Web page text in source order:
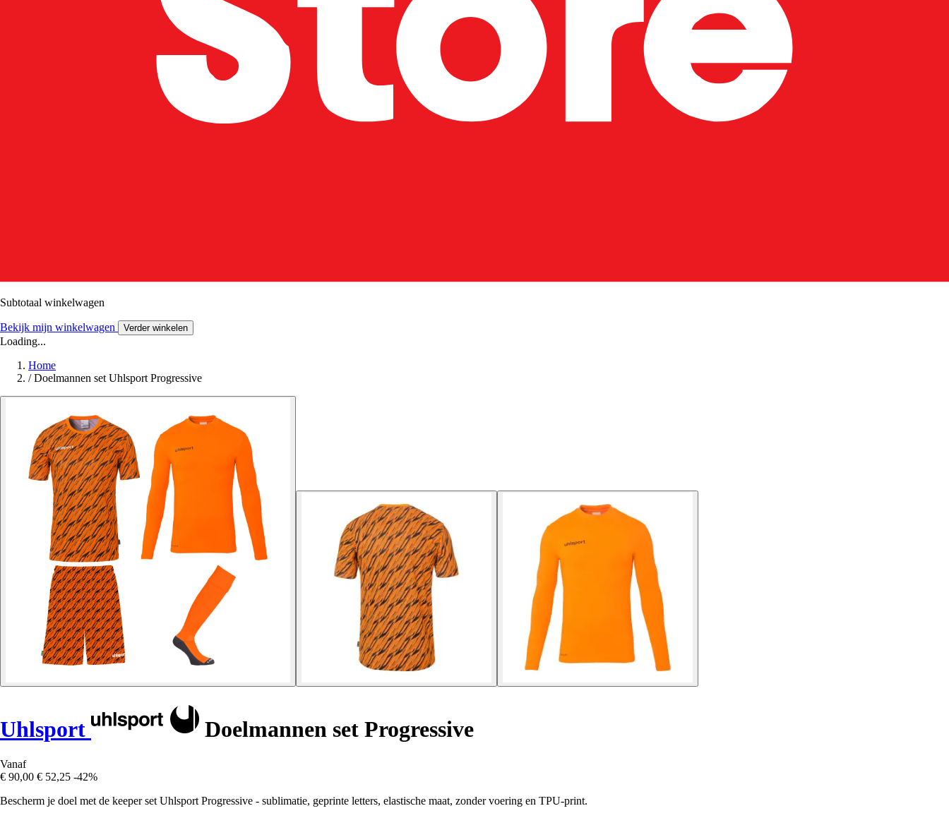
Subtotaal winkelwagen
Bekijk mijn winkelwagen Verder winkelen
Loading...
Home
/ Doelmannen set Uhlsport Progressive
Uhlsport Doelmannen set Progressive
Vanaf
€ 90,00 € 52,25 -42%
Bescherm je doel met de keeper set Uhlsport Progressive - sublimatie, geprinte letters, elastische maat, zonder voering en TPU-print.